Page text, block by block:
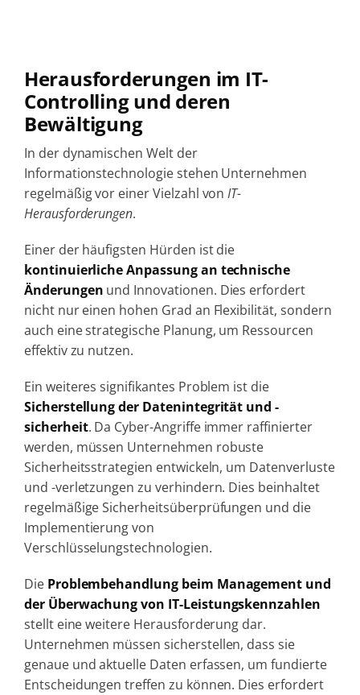
Herausforderungen im IT-
Controlling und deren
Bewältigung
In der dynamischen Welt der
Informationstechnologie stehen Unternehmen
regelmäßig vor einer Vielzahl vonIT-
Herausforderungen.
Einer der häufigsten Hürden ist die
kontinuierliche Anpassung an technische
Änderungen und Innovationen. Dies erfordert
nicht nur einen hohen Grad an Flexibilität, sondern
auch eine strategische Planung, um Ressourcen
effektiv zu nutzen.
Ein weiteres signifikantes Problem ist die
Sicherstellung der Datenintegrität und -
sicherheit. Da Cyber-Angriffe immer raffinierter
werden, müssen Unternehmen robuste
Sicherheitsstrategien entwickeln, um Datenverluste
und -verletzungen zu verhindern. Dies beinhaltet
regelmäßige Sicherheitsüberprüfungen und die
Implementierung von
Verschlüsselungstechnologien.
Die Problembehandlung beim Management und
der Überwachung von IT-Leistungskennzahlen
stellt eine weitere Herausforderung dar.
Unternehmen müssen sicherstellen, dass sie
genaue und aktuelle Daten erfassen, um fundierte
Entscheidungen treffen zu können. Dies erfordert